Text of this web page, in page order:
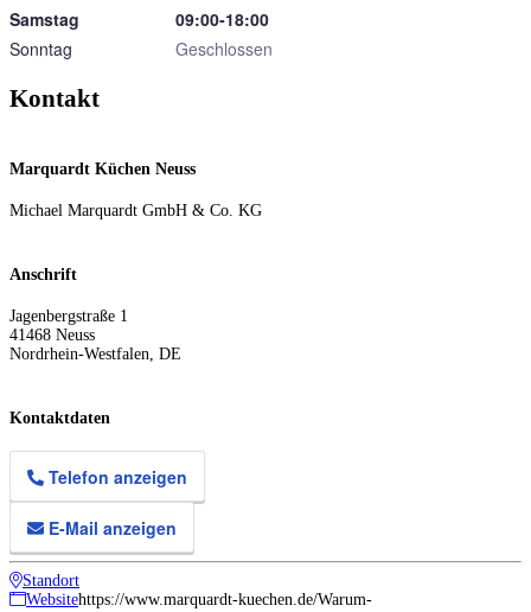
Samstag
09:00‑18:00
Sonntag
Geschlossen
Kontakt
Marquardt Küchen Neuss
Michael Marquardt GmbH & Co. KG
Anschrift
Jagenbergstraße 1
41468 Neuss
Nordrhein-Westfalen DE
Kontaktdaten
Telefon anzeigen
E-Mail anzeigen
Standort
Websitehttps://www.marquardt-kuechen.de/Warum-